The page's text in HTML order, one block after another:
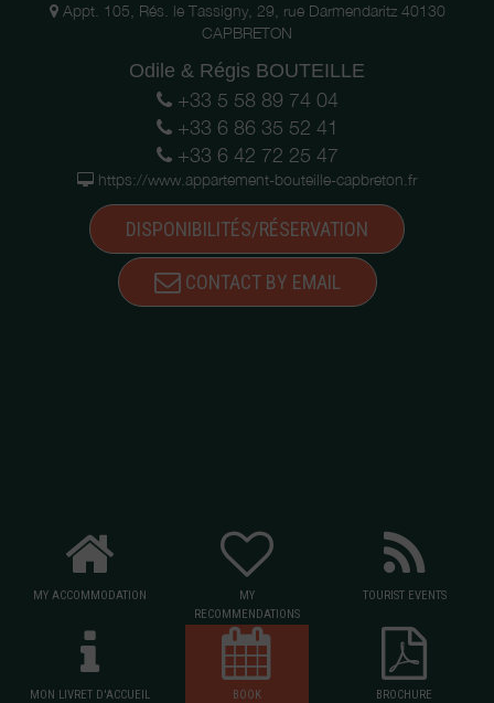
Appt. 105, Rés. le Tassigny, 29, rue Darmendaritz 40130
CAPBRETON
Odile & Régis BOUTEILLE
+33 5 58 89 74 04
+33 6 86 35 52 41
+33 6 42 72 25 47
https://www.appartement-bouteille-capbreton.fr
DISPONIBILITÉS/RÉSERVATION
CONTACT BY EMAIL
MY ACCOMMODATION
MY
RECOMMENDATIONS
TOURIST EVENTS
MON LIVRET D'ACCUEIL BOOK BROCHURE